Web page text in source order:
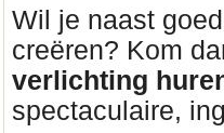
Wil je naast
creëren? Kom
verlichting
spectaculaire,